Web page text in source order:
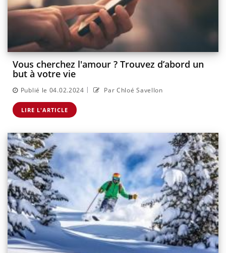
Vous cherchez l'amour ? Trouvez d’abord un
but à votre vie
Publié le 04.02.2024 | Par Chloé Savellon
LIRE L'ARTICLE